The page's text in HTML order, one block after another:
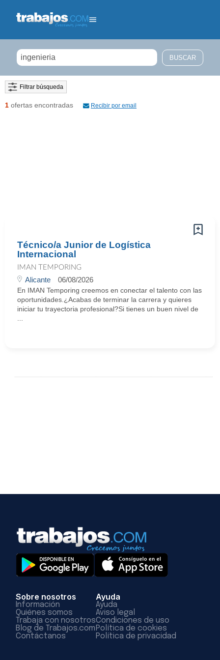
Filtrar búsqueda
1 ofertas encontradas Recibir por email
Técnico/a Junior de Logística
Internacional
IMAN TEMPORING
Alicante 06/08/2026
En IMAN Temporing creemos en conectar el talento con las
oportunidades.¿Acabas de terminar la carrera y quieres
iniciar tu trayectoria profesional?Si tienes un buen nivel de
Sobre nosotros
Información
Quiénes somos
Trabaja con nosotros
Blog de Trabajos.com
Contáctanos
Ayuda
Ayuda
Aviso legal
Condiciones de uso
Política de cookies
Política de privacidad